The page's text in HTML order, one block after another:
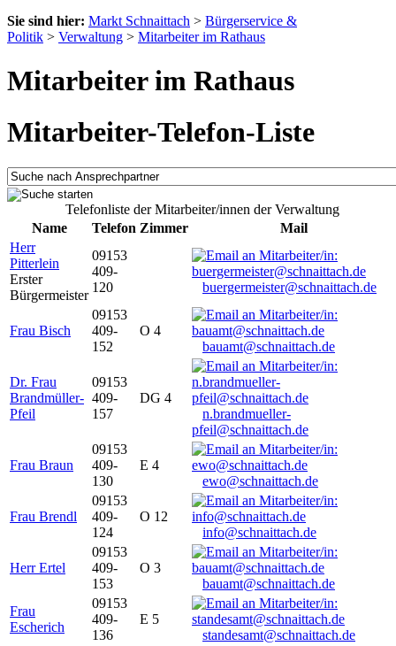
Sie sind hier: Markt Schnaittach > Bürgerservice &
Politik > Verwaltung > Mitarbeiter im Rathaus
Mitarbeiter im Rathaus
Mitarbeiter-Telefon-Liste
Telefonliste der Mitarbeiter/innen der Verwaltung
Name
Telefon Zimmer
Mail
Herr
Pitterlein
Erster
Bürgermeister
09153
409-
120
buergermeister@schnaittach.de
Frau Bisch
09153
409-
152
O 4
bauamt@schnaittach.de
Dr. Frau
Brandmüller-
Pfeil
09153
409-
157
DG 4
n.brandmueller-
pfeil@schnaittach.de
Frau Braun
09153
409-
130
E 4
ewo@schnaittach.de
Frau Brendl
09153
409-
124
O 12
info@schnaittach.de
Herr Ertel
09153
409-
153
O 3
bauamt@schnaittach.de
Frau
Escherich
09153
409-
136
E 5
standesamt@schnaittach.de